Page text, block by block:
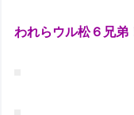
われらウル松６兄弟